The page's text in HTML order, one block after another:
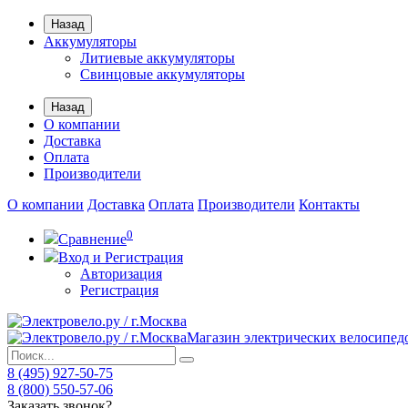
Назад
Аккумуляторы
Литиевые аккумуляторы
Свинцовые аккумуляторы
Назад
О компании
Доставка
Оплата
Производители
О компании Доставка Оплата Производители Контакты
Сравнение0
Вход и Регистрация
Авторизация
Регистрация
Магазин электрических
8 (495) 927-50-75
8 (800) 550-57-06